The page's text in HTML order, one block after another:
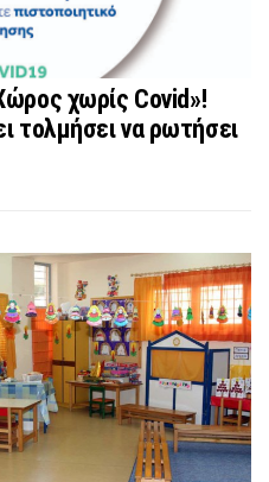
χωρίς Covid»!
τολμήσει να ρωτήσει